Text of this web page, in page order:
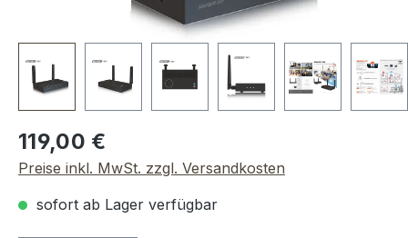
Regulärer Preis:
119,00 €
Preise inkl. MwSt. zzgl. Versandkosten
sofort ab Lager verfügbar